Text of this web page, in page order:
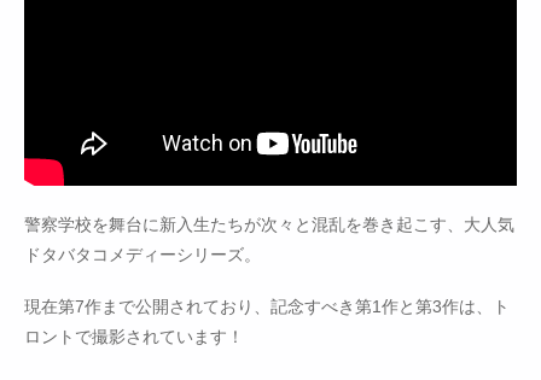
警察学校を舞台に新入生たちが次々と混乱を巻き起こす、大人気
ドタバタコメディーシリーズ。
現在第7作まで公開されており、記念すべき第1作と第3作は、ト
ロントで撮影されています！